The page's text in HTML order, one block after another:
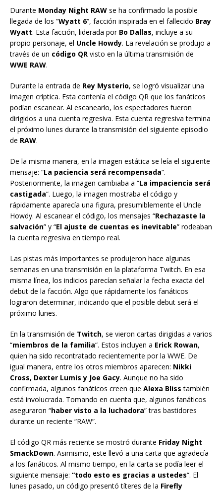
Durante Monday Night RAW se ha confirmado la posible
llegada de los “Wyatt 6“, facción inspirada en el fallecido Bray
Wyatt. Esta facción, liderada por Bo Dallas, incluye a su
propio personaje, el Uncle Howdy. La revelación se produjo a
través de un código QR visto en la última transmisión de
WWE RAW.
Durante la entrada de Rey Mysterio, se logró visualizar una
imagen críptica. Esta contenía el código QR que los fanáticos
podían escanear. Al escanearlo, los espectadores fueron
dirigidos a una cuenta regresiva. Esta cuenta regresiva termina
el próximo lunes durante la transmisión del siguiente episodio
de RAW.
De la misma manera, en la imagen estática se leía el siguiente
mensaje: “La paciencia será recompensada“.
Posteriormente, la imagen cambiaba a “La impaciencia será
castigada“. Luego, la imagen mostraba el código y
rápidamente aparecía una figura, presumiblemente el Uncle
Howdy. Al escanear el código, los mensajes “Rechazaste la
salvación” y “El ajuste de cuentas es inevitable” rodeaban
la cuenta regresiva en tiempo real.
Las pistas más importantes se produjeron hace algunas
semanas en una transmisión en la plataforma Twitch. En esa
misma línea, los indicios parecían señalar la fecha exacta del
debut de la facción. Algo que rápidamente los fanáticos
lograron determinar, indicando que el posible debut será el
próximo lunes.
En la transmisión de Twitch, se vieron cartas dirigidas a varios
“miembros de la familia“. Estos incluyen a Erick Rowan,
quien ha sido recontratado recientemente por la WWE. De
igual manera, entre los otros miembros aparecen: Nikki
Cross, Dexter Lumis y Joe Gacy. Aunque no ha sido
confirmada, algunos fanáticos creen que Alexa Bliss también
está involucrada. Tomando en cuenta que, algunos fanáticos
aseguraron “haber visto a la luchadora” tras bastidores
durante un reciente “RAW”.
El código QR más reciente se mostró durante Friday Night
SmackDown. Asimismo, este llevó a una carta que agradecía
a los fanáticos. Al mismo tiempo, en la carta se podía leer el
siguiente mensaje: “todo esto es gracias a ustedes“. El
lunes pasado, un código presentó títeres de la Firefly